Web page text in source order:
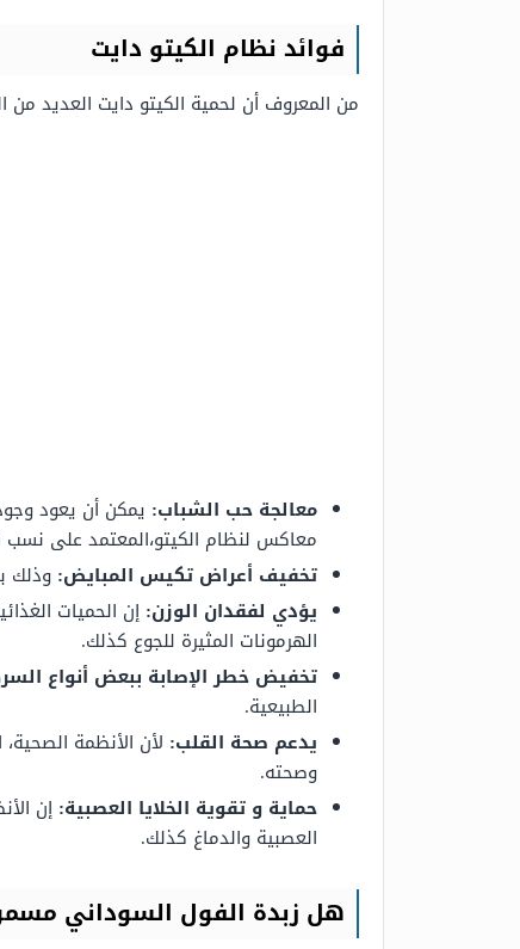
فوائد نظام الكيتو دايت
من المعروف أن لحمية الكيتو دايت العديد
معالجة حب الشباب: يمكن أن يعود
معاكس لنظام الكيتو،المعتمد على نسب
تخفيف أعراض تكيس المبايض: وذلك
يؤدي لفقدان الوزن: إن الحميات
الهرمونات المثيرة للجوع كذلك.
تخفيض خطر الإصابة ببعض أنواع
الطبيعية.
يدعم صحة القلب: لأن الأنظمة
وصحته.
حماية و تقوية الخلايا العصبية: إن
العصبية والدماغ كذلك.
هل زبدة الفول السوداني